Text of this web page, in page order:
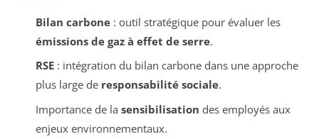
Bilan carbone: outil stratégique pour évaluer les
émissions de gaz à effet de serre.
RSE: intégration du bilan carbone dans une approche
plus large de responsabilité sociale.
Importance de la sensibilisation des employés aux
enjeux environnementaux.